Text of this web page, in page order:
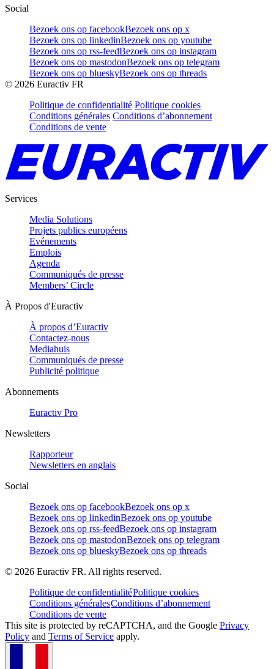
Social
Bezoek ons op facebookBezoek ons op x
Bezoek ons op linkedinBezoek ons op youtube
Bezoek ons op rss-feedBezoek ons op instagram
Bezoek ons op mastodonBezoek ons op telegram
Bezoek ons op blueskyBezoek ons op threads
© 2026 Euractiv FR
Politique de confidentialité Politique cookies
Conditions générales Conditions d’abonnement
Conditions de vente
Services
Media Solutions
Projets publics européens
Evénements
Emplois
Agenda
Communiqués de presse
Members’ Circle
À Propos d'Euractiv
À propos d’Euractiv
Contactez-nous
Mediahuis
Communiqués de presse
Publicité politique
Abonnements
Euractiv Pro
Newsletters
Rapporteur
Newsletters en anglais
Social
Bezoek ons op facebookBezoek ons op x
Bezoek ons op linkedinBezoek ons op youtube
Bezoek ons op rss-feedBezoek ons op instagram
Bezoek ons op mastodonBezoek ons op telegram
Bezoek ons op blueskyBezoek ons op threads
© 2026 Euractiv FR. All rights reserved.
Politique de confidentialitéPolitique cookies
Conditions généralesConditions d’abonnement
Conditions de vente
This site is protected by reCAPTCHA, and the Google Privacy
Policy and Terms of Service apply.